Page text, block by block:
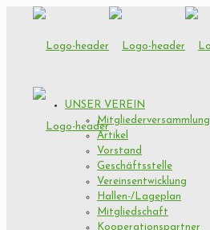
UNSER VEREIN
Mitgliederversammlung
Artikel
Vorstand
Geschäftsstelle
Vereinsentwicklung
Hallen-/Lageplan
Mitgliedschaft
Kooperationspartner